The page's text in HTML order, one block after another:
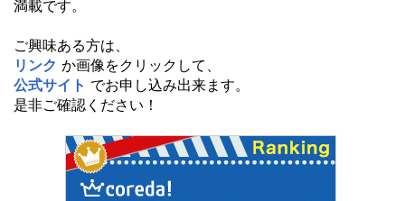
満載です。
ご興味ある方は、
リンク か画像をクリックして、
公式サイト でお申し込み出来ます。
是非ご確認ください！